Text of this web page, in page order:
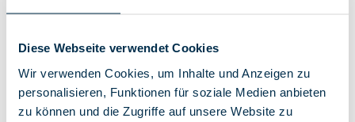
Diese Webseite verwendet Cookies
Wir verwenden Cookies, um Inhalte und Anzeigen zu
personalisieren, Funktionen für soziale Medien anbieten
zu können und die Zugriffe auf unsere Website zu
In den Warenkorb